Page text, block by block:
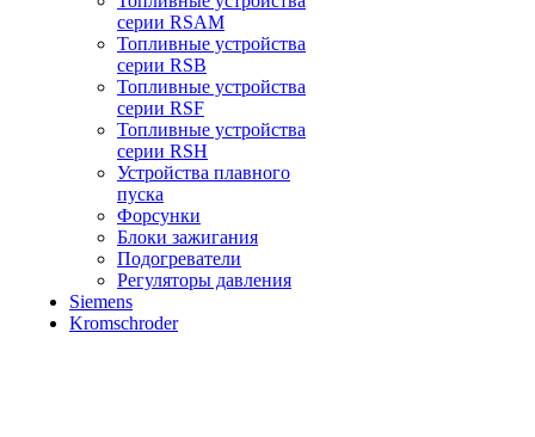
серии RSAM
Топливные устройства
серии RSB
Топливные устройства
серии RSF
Топливные устройства
серии RSH
Устройства плавного
пуска
Форсунки
Блоки зажигания
Подогреватели
Регуляторы давления
Siemens
Kromschroder